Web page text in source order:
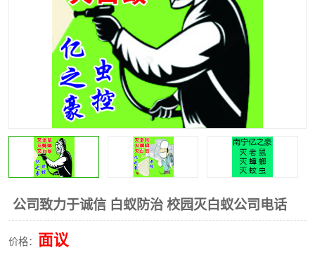
公司致力于诚信 白蚁防治 校园灭白蚁公司电话
价格： 面议